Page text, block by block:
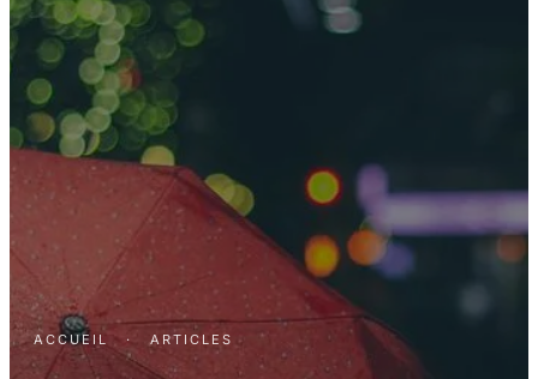
ACCUEIL · ARTICLES